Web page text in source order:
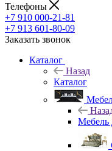
Телефоны
+7 910 000-21-81
+7 913 601-80-09
Заказать звонок
Каталог
Назад
Каталог
Мебель